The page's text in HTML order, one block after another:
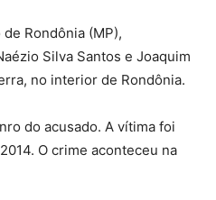
Rondônia (MP),
Silva Santos e Joaquim
no interior de Rondônia.
do acusado. A vítima foi
O crime aconteceu na